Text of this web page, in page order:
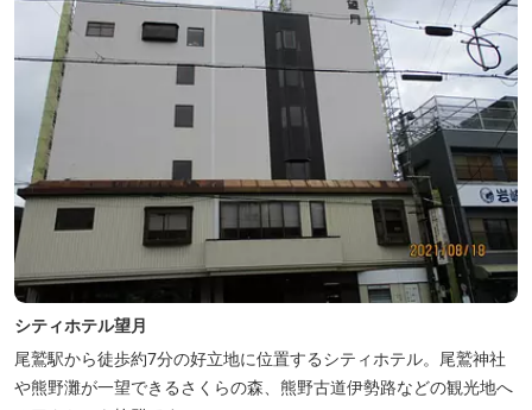
シティホテル望月
尾鷲駅から徒歩約7分の好立地に位置するシティホテル。尾鷲神社
や熊野灘が一望できるさくらの森、熊野古道伊勢路などの観光地へ